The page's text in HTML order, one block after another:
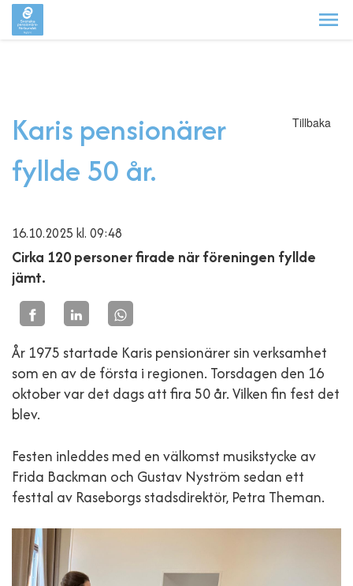
Tillbaka
Karis pensionärer
fyllde 50 år.
16.10.2025 kl. 09:48
Cirka 120 personer firade när föreningen fyllde
jämt.
År 1975 startade Karis pensionärer sin verksamhet
som en av de första i regionen. Torsdagen den 16
oktober var det dags att fira 50 år. Vilken fin fest det
blev.
Festen inleddes med en välkomst musikstycke av
Frida Backman och Gustav Nyström sedan ett
festtal av Raseborgs stadsdirektör, Petra Theman.